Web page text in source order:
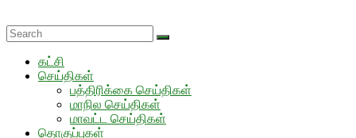
to
கட்சி
செய்திகள்
பத்திரிக்கை செய்திகள்
மாநில செய்திகள்
மாவட்ட செய்திகள்
தொகுப்புகள்